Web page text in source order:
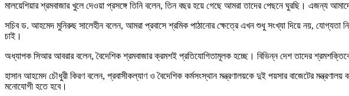
মালয়েশিয়ার শ্রমবাজার খুলে দেওয়া প্রসঙ্গে তিনি বলেন, তিন বছর হয়ে গেছে আমরা তাদের পেছনে ঘুরছি। এজন্য
সচিব ড. আহমেদ মুনিরুছ সালেহীন বলেন, আমরা প্রবাসে শ্রমিক পাঠানোর ক্ষেত্রে এখন শুধু সংখ্যা দিয়ে নয়,
চাই।
অধ্যাপক সিআর আবরার বলেন, বৈদেশিক শ্রমবাজার ক্রমশই প্রতিযোগিতামূলক হচ্ছে। বিভিন্ন দেশ তাদের
হাসান আহমেদ চৌধুরী কিরণ বলেন, প্রবাসীকল্যাণ ও বৈদেশিক কর্মসংস্থান মন্ত্রণালয়কে দুই পয়সার বাজেটের
মনোযোগী হতে হবে।